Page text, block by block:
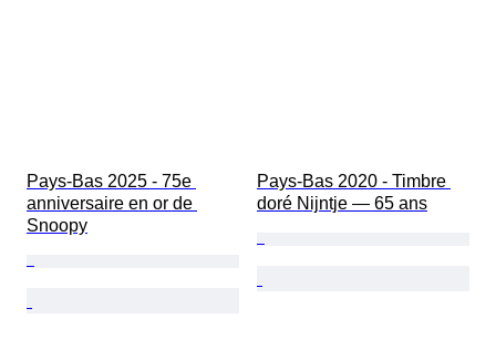
Pays-Bas 2025 - 75e
anniversaire en or de
Snoopy
Pays-Bas 2020 - Timbre
doré Nijntje — 65 ans